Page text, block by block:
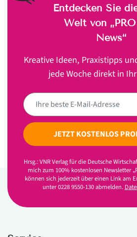
Entdecken Sie
Welt von
News“
Kreative Ideen, Praxistipps
jede Woche direkt in
JETZT KOSTENLOS
Hrsg.: VNR Verlag für die Deutsche
mich zum 100% kostenlosen Newsletter
können sich jederzeit über einen Link am
unter 0228 9550-130 abmelden.